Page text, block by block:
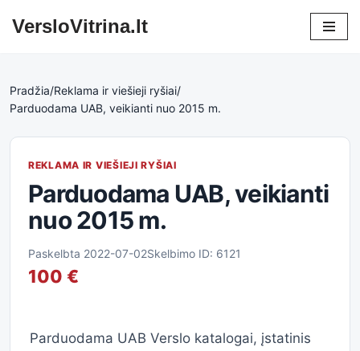
VersloVitrina.lt
Pradžia/Reklama ir viešieji ryšiai/
Parduodama UAB, veikianti nuo 2015 m.
REKLAMA IR VIEŠIEJI RYŠIAI
Parduodama UAB, veikianti
nuo 2015 m.
Paskelbta 2022-07-02Skelbimo ID: 6121
100 €
Parduodama UAB Verslo katalogai, įstatinis